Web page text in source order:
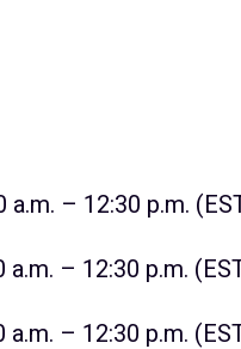
– 12:30 p.m.
– 12:30 p.m.
– 12:30 p.m.